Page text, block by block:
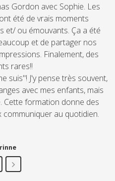
Gordon avec Sophie. Les
été de vrais moments
et/ ou émouvants. Ça a été
et de partager nos
Finalement, des
rares!!
suis"! J'y pense très souvent,
avec mes enfants, mais
Cette formation donne des
au quotidien.